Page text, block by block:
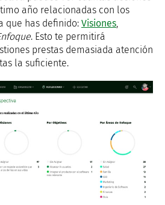
año relacionadas con los
que has definido: Visiones,
. Esto te permitirá
prestas demasiada atención
la suficiente.